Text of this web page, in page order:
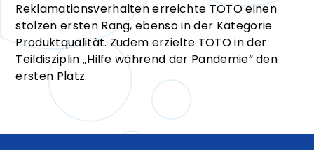
Reklamationsverhalten erreichte TOTO einen
stolzen ersten Rang, ebenso in der Kategorie
Produktqualität. Zudem erzielte TOTO in der
Teildisziplin „Hilfe während der Pandemie“ den
ersten Platz.